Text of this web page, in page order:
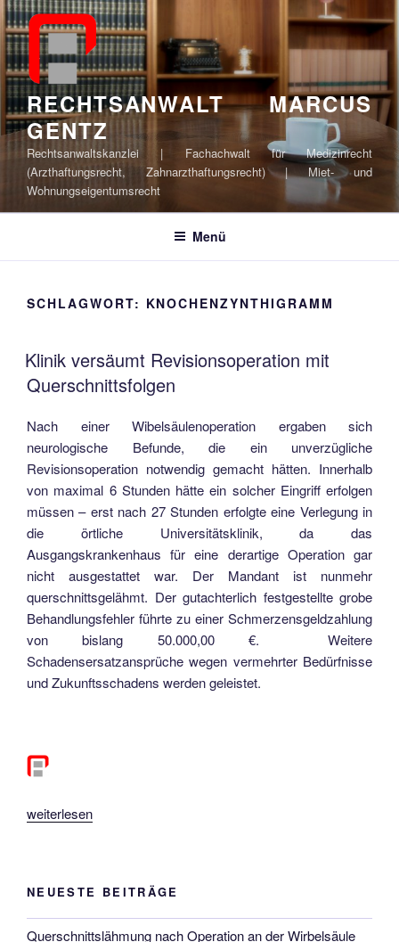
Zum
Inhalt
springen
RECHTSANWALT MARCUS
GENTZ
Rechtsanwaltskanzlei | Fachachwalt für Medizinrecht
(Arzthaftungsrecht, Zahnarzthaftungsrecht) | Miet- und
Wohnungseigentumsrecht
Menü
SCHLAGWORT: KNOCHENZYNTHIGRAMM
Klinik versäumt Revisionsoperation mit
Querschnittsfolgen
Nach einer Wibelsäulenoperation ergaben sich
neurologische Befunde, die ein unverzügliche
Revisionsoperation notwendig gemacht hätten. Innerhalb
von maximal 6 Stunden hätte ein solcher Eingriff erfolgen
müssen – erst nach 27 Stunden erfolgte eine Verlegung in
die örtliche Universitätsklinik, da das
Ausgangskrankenhaus für eine derartige Operation gar
nicht ausgestattet war. Der Mandant ist nunmehr
querschnittsgelähmt. Der gutachterlich festgestellte grobe
Behandlungsfehler führte zu einer Schmerzensgeldzahlung
von bislang 50.000,00 €. Weitere
Schadensersatzansprüche wegen vermehrter Bedürfnisse
und Zukunftsschadens werden geleistet.
„Klinik
Querschnittsfolgen“
weiterlesen
NEUESTE BEITRÄGE
Querschnittslähmung nach Operation an der Wirbelsäule